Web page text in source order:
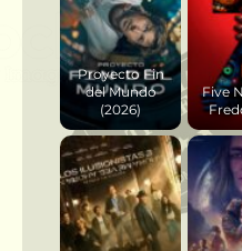
Proyecto Fin
del Mundo
(2026)
Five